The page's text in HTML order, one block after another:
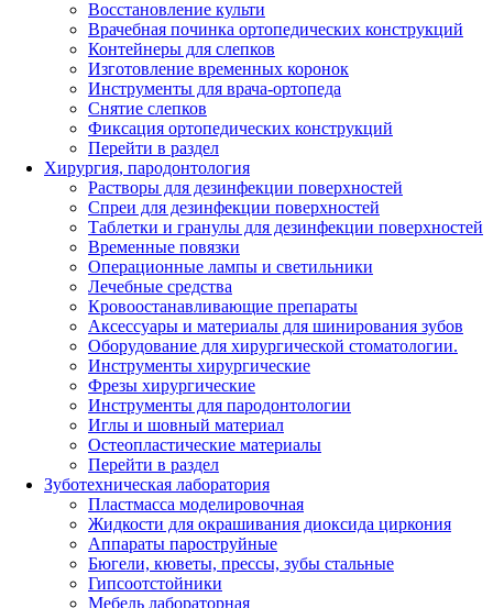
Восстановление культи
Врачебная починка ортопедических конструкций
Контейнеры для слепков
Изготовление временных коронок
Инструменты для врача-ортопеда
Снятие слепков
Фиксация ортопедических конструкций
Перейти в раздел
Хирургия, пародонтология
Растворы для дезинфекции поверхностей
Спреи для дезинфекции поверхностей
Таблетки и гранулы для дезинфекции поверхностей
Временные повязки
Операционные лампы и светильники
Лечебные средства
Кровоостанавливающие препараты
Аксессуары и материалы для шинирования зубов
Оборудование для хирургической стоматологии.
Инструменты хирургические
Фрезы хирургические
Инструменты для пародонтологии
Иглы и шовный материал
Остеопластические материалы
Перейти в раздел
Зуботехническая лаборатория
Пластмасса моделировочная
Жидкости для окрашивания диоксида циркония
Аппараты пароструйные
Бюгели, кюветы, прессы, зубы стальные
Гипсоотстойники
Мебель лабораторная